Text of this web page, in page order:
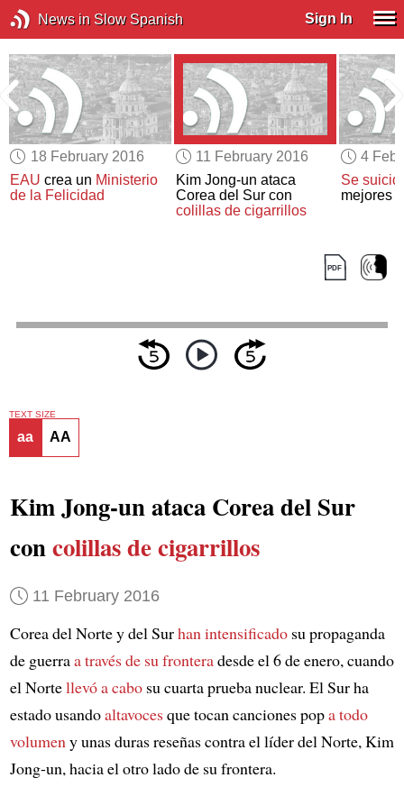
News in Slow Spanish Sign In
18 February 2016
EAU crea un Ministerio
de la Felicidad
11 February 2016
Kim Jong-un ataca
Corea del Sur con
colillas de cigarrillos
4
Se
mejores
TEXT SIZE
aa AA
Kim Jong-un ataca Corea del Sur
concolillas de cigarrillos
11 February 2016
Corea del Norte y del Surhan intensificadosu propaganda
de guerraa través de su fronteradesde el 6 de enero, cuando
el Nortellevó a cabosu cuarta prueba nuclear. El Sur ha
estado usandoaltavocesque tocan canciones popa todo
volumeny unas duras reseñas contra el líder del Norte, Kim
Jong-un, hacia el otro lado de su frontera.